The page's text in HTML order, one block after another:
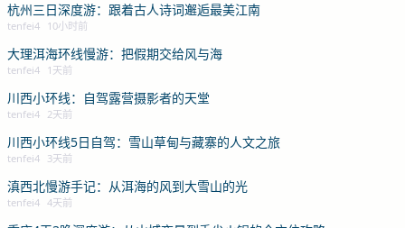
杭州三日深度游：跟着古人诗词邂逅最美江南
tenfei4 10小时前
大理洱海环线慢游：把假期交给风与海
tenfei4 1天前
川西小环线：自驾露营摄影者的天堂
tenfei4 2天前
川西小环线5日自驾：雪山草甸与藏寨的人文之旅
tenfei4 3天前
滇西北慢游手记：从洱海的风到大雪山的光
tenfei4 4天前